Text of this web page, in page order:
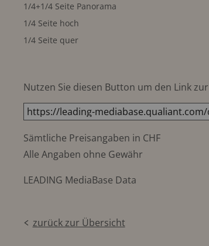
1/4+1/4 Seite Panorama
1/4 Seite hoch
1/4 Seite quer
Nutzen Sie diesen Button um den Link
Sämtliche Preisangaben in CHF
Alle Angaben ohne Gewähr
LEADING MediaBase Data
zurück zur Übersicht